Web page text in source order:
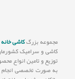
مجموعه بزرگکاشی خانه
کاشی و سرامیک
توزیع و تامین انواع
به صورت تخصصی انجام